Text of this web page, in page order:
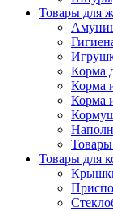
Товары для
Корма
Корма
Корма
Товары для